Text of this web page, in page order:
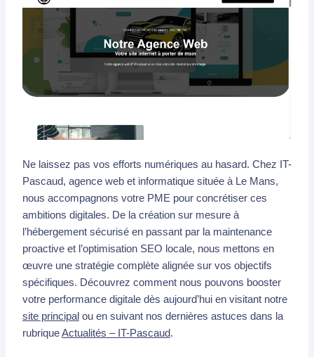
Ne laissez pas vos efforts numériques au hasard. Chez IT-
Pascaud, agence web et informatique située à Le Mans,
nous accompagnons votre PME pour concrétiser ces
ambitions digitales. De la création sur mesure à
l’hébergement sécurisé en passant par la maintenance
proactive et l’optimisation SEO locale, nous mettons en
œuvre une stratégie complète alignée sur vos objectifs
spécifiques. Découvrez comment nous pouvons booster
votre performance digitale dès aujourd’hui en visitant notre
site principal ou en suivant nos dernières astuces dans la
rubriqueActualités – IT-Pascaud.